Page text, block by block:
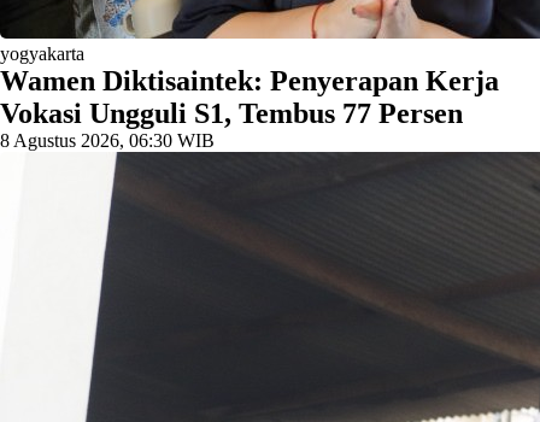
yogyakarta
Wamen Diktisaintek: Penyerapan Kerja
Vokasi Ungguli S1, Tembus 77 Persen
8 Agustus 2026, 06:30 WIB